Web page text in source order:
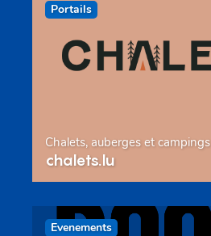
Portails
Chalets, auberges et campings
chalets.lu
Evenements